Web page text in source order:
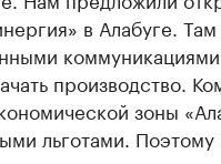
в Алабуге.
коммуникациями
производство.
зоны
льготами.